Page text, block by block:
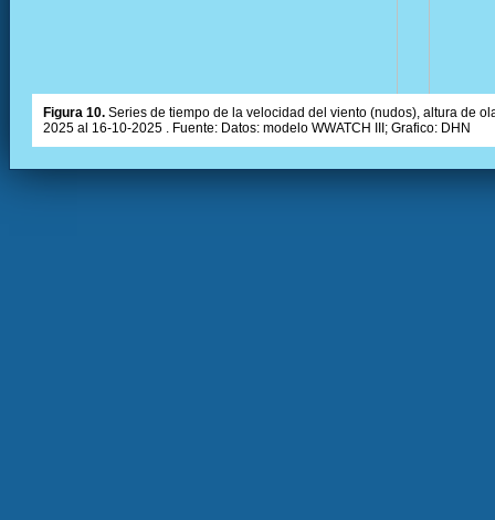
Figura 10. Series de tiempo de la velocidad del viento (nudos), altura de
2025 al 16-10-2025 . Fuente: Datos: modelo WWATCH III; Grafico: DHN